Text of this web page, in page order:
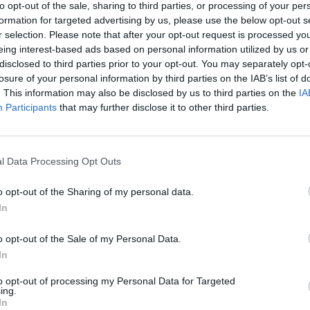
opt-out of the sale, sharing to third parties, or processing of your
for targeted advertising by us, please use the below opt-out
selection. Please note that after your opt-out request is processed
interest-based ads based on personal information utilized by us
to third parties prior to your opt-out. You may separately
of your personal information by third parties on the IAB’s list of
This information may also be disclosed by us to third parties on the
Participants that may further disclose it to other third parties.
Data Processing Opt Outs
opt-out of the Sharing of my personal data.
opt-out of the Sale of my Personal Data.
opt-out of processing my Personal Data for Targeted
και να μην πλησιάζει την κοπέλα σε απόσταση
η κυκλοφορία από τις 12.00 τη νύχτα μέχρι
έχει ταυτοποιηθεί σε άλλα τρία παρόμοια
το Δεκέμβριο του 2019, τον Ιούλιο του 2021, αλλά και
ενώ αναμένεται να σχηματισθεί ξεχωριστή